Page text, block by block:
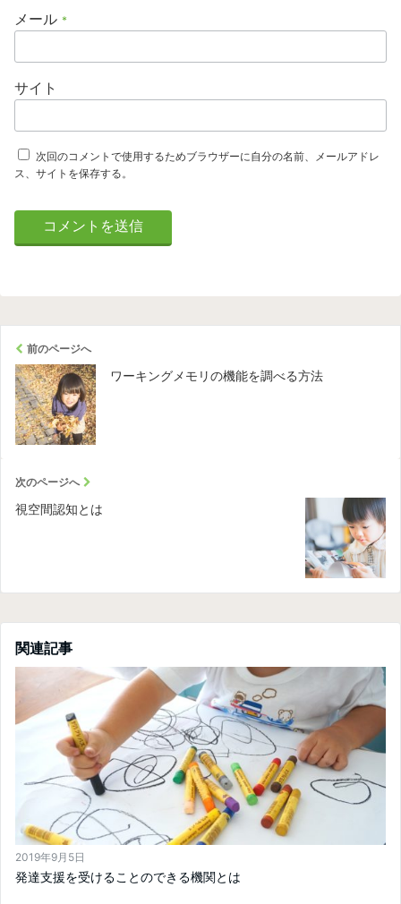
メール *
サイト
次回のコメントで使用するためブラウザーに自分の名前、メールアドレ
ス、サイトを保存する。
前のページへ
ワーキングメモリの機能を調べる方法
次のページへ
視空間認知とは
関連記事
2019年9月5日
発達支援を受けることのできる機関とは